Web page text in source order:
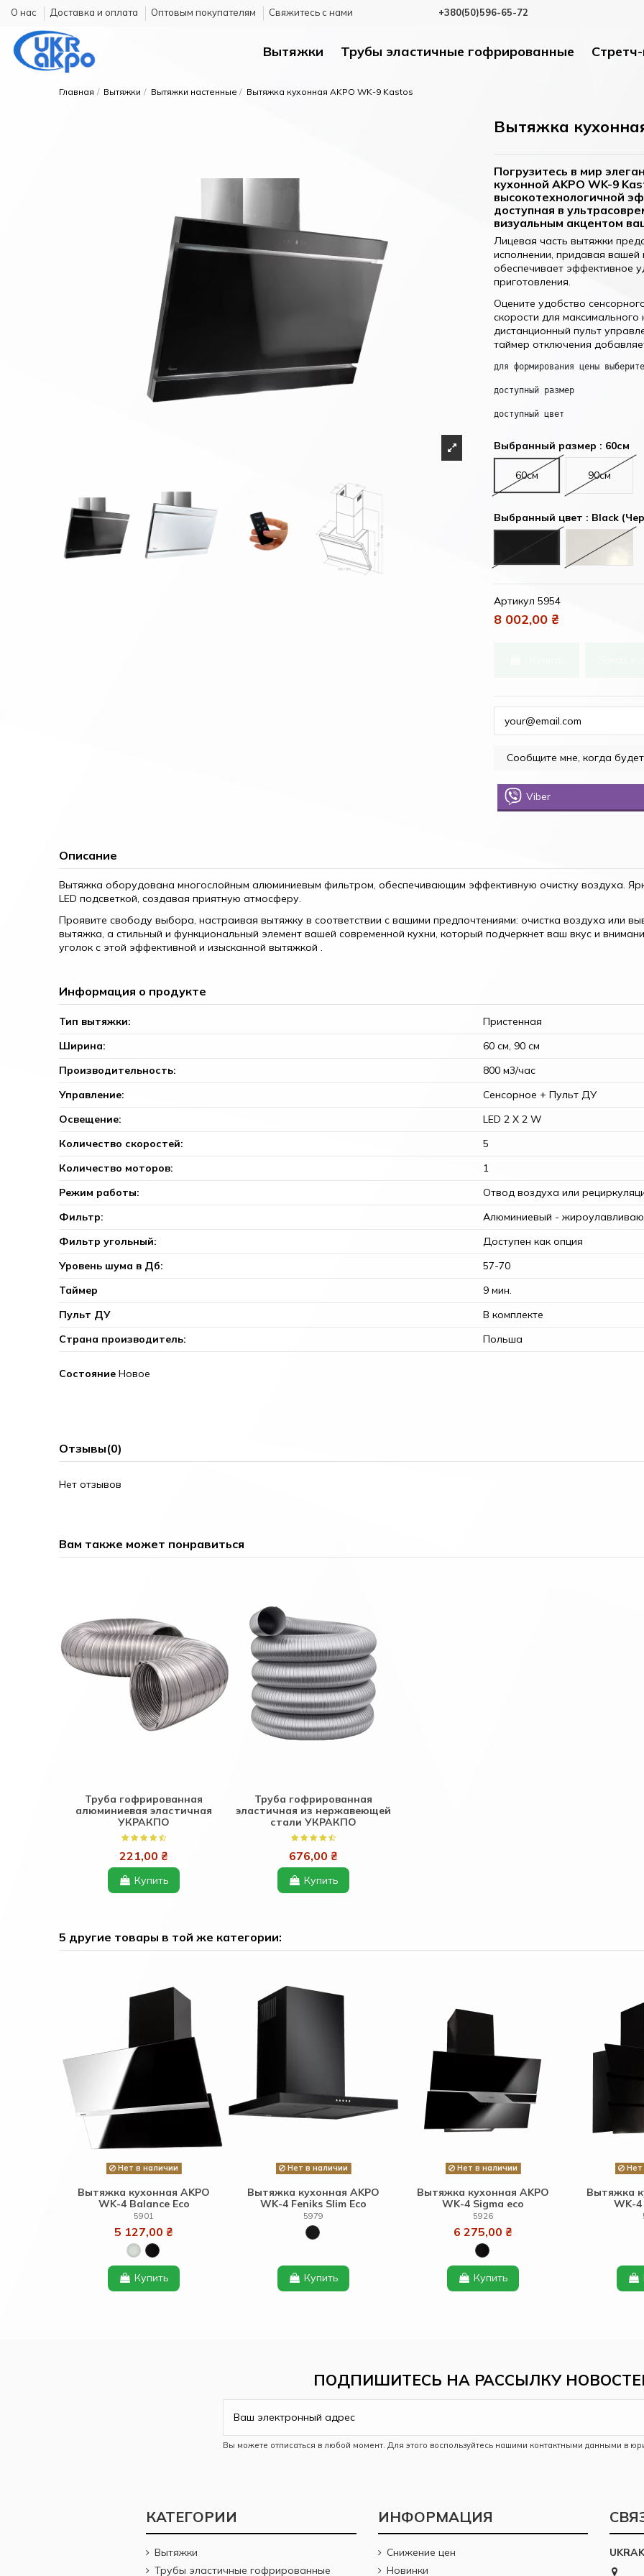
О нас Доставка и оплата Оптовым покупателям Cвяжитесь с нами +380(50)596-65-72
Вытяжки Трубы эластичные гофрированные
Главная Вытяжки Вытяжки настенные Вытяжка кухонная AKPO WK-9 Kastos
Вытяжка
Погрузитесь в мир
кухонной AKPO WK-9
высокотехнологичной
доступная в
визуальным акцентом
Лицевая часть вытяжки
исполнении, придавая
обеспечивает эффективное
приготовления.
Оцените удобство
скорости для
дистанционный пульт
таймер отключения
для формирования цены выберите
доступный размер
доступный цвет
Выбранный размер : 60см
60см 90см
Выбранный цвет : Black
Black (Черный)
White
Артикул 5954
8 002,00 ₴
Viber
Описание
Вытяжка оборудована многослойным алюминиевым фильтром, обеспечивающим эффективную очистку воздуха.
LED подсветкой, создавая приятную атмосферу.
Проявите свободу выбора, настраивая вытяжку в соответствии с вашими предпочтениями: очистка воздуха или
вытяжка, а стильный и функциональный элемент вашей современной кухни, который подчеркнет ваш вкус и
уголок с этой эффективной и изысканной вытяжкой .
Информация о продукте
Тип вытяжки:
Пристенная
Ширина:
60 см, 90 см
Производительность:
800 м3/час
Управление:
Сенсорное + Пульт ДУ
Освещение:
LED 2 Х 2 W
Количество скоростей:
5
Количество моторов:
1
Режим работы:
Отвод воздуха или
Фильтр:
Алюминиевый -
Фильтр угольный:
Доступен как опция
Уровень шума в Дб:
57-70
Таймер
9 мин.
Пульт ДУ
В комплекте
Страна производитель:
Польша
Состояние Новое
Отзывы(0)
Нет отзывов
Вам также может понравиться
Труба гофрированная
алюминиевая эластичная
УКРАКПО
221,00 ₴
Купить
Труба гофрированная
эластичная из нержавеющей
стали УКРАКПО
676,00 ₴
Купить
5 другие товары в той же категории:
Нет в наличии
Вытяжка кухонная AKPO
WK-4 Balance Eco
5901
5 127,00 ₴
Купить
Нет в наличии
Вытяжка кухонная AKPO
WK-4 Feniks Slim Eco
5979
Купить
Нет в наличии
Вытяжка кухонная AKPO
WK-4 Sigma eco
5926
6 275,00 ₴
Купить
Нет
Вытяжка
WK-4
ПОДПИШИТЕСЬ НА РАССЫЛКУ
Вы можете отписаться в любой момент. Для этого воспользуйтесь нашими контактными данными в
КАТЕГОРИИ
Вытяжки
Трубы эластичные гофрированные
ИНФОРМАЦИЯ
Снижение цен
Новинки